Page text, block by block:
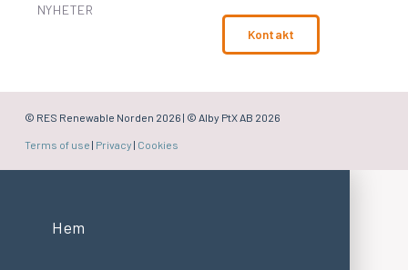
NYHETER
Kontakt
© RES Renewable Norden 2026 | © Alby PtX AB 2026
Terms of use | Privacy | Cookies
Hem